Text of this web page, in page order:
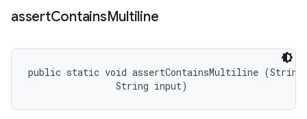
assertContainsMultiline
public static void assertContainsMultiline
                String input)